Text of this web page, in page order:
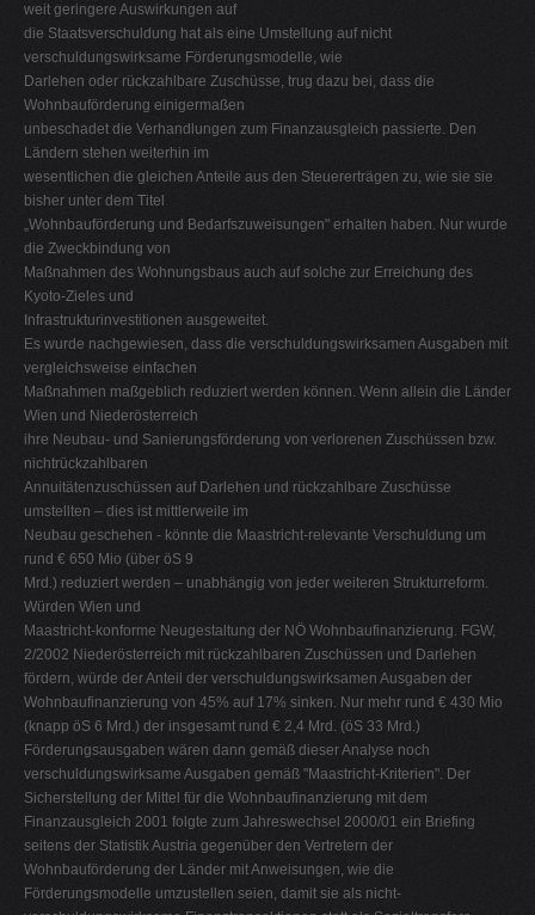
weit geringere Auswirkungen auf
die Staatsverschuldung hat als eine Umstellung auf nicht
verschuldungswirksame Förderungsmodelle, wie
Darlehen oder rückzahlbare Zuschüsse, trug dazu bei, dass die
Wohnbauförderung einigermaßen
unbeschadet die Verhandlungen zum Finanzausgleich passierte. Den
Ländern stehen weiterhin im
wesentlichen die gleichen Anteile aus den Steuererträgen zu, wie sie sie
bisher unter dem Titel
„Wohnbauförderung und Bedarfszuweisungen" erhalten haben. Nur wurde
die Zweckbindung von
Maßnahmen des Wohnungsbaus auch auf solche zur Erreichung des
Kyoto-Zieles und
Infrastrukturinvestitionen ausgeweitet.
Es wurde nachgewiesen, dass die verschuldungswirksamen Ausgaben mit
vergleichsweise einfachen
Maßnahmen maßgeblich reduziert werden können. Wenn allein die Länder
Wien und Niederösterreich
ihre Neubau- und Sanierungsförderung von verlorenen Zuschüssen bzw.
nichtrückzahlbaren
Annuitätenzuschüssen auf Darlehen und rückzahlbare Zuschüsse
umstellten – dies ist mittlerweile im
Neubau geschehen - könnte die Maastricht-relevante Verschuldung um
rund € 650 Mio (über öS 9
Mrd.) reduziert werden – unabhängig von jeder weiteren Strukturreform.
Würden Wien und
Maastricht-konforme Neugestaltung der NÖ Wohnbaufinanzierung. FGW,
2/2002 Niederösterreich mit rückzahlbaren Zuschüssen und Darlehen
fördern, würde der Anteil der verschuldungswirksamen Ausgaben der
Wohnbaufinanzierung von 45% auf 17% sinken. Nur mehr rund € 430 Mio
(knapp öS 6 Mrd.) der insgesamt rund € 2,4 Mrd. (öS 33 Mrd.)
Förderungsausgaben wären dann gemäß dieser Analyse noch
verschuldungswirksame Ausgaben gemäß "Maastricht-Kriterien". Der
Sicherstellung der Mittel für die Wohnbaufinanzierung mit dem
Finanzausgleich 2001 folgte zum Jahreswechsel 2000/01 ein Briefing
seitens der Statistik Austria gegenüber den Vertretern der
Wohnbauförderung der Länder mit Anweisungen, wie die
Förderungsmodelle umzustellen seien, damit sie als nicht-